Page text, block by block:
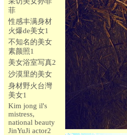
菲
性感丰满身材
火爆de美女1
不知名的美女
素颜照1
美女浴室写真2
沙漠里的美女
身材野火台灣
美女1
Kim jong il's
mistress,
national beauty
JinYuJi actor2